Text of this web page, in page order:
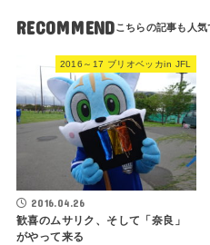
RECOMMEND
2016～17 ブリオベッカin JFL
2016.04.26
歓喜のムサリク、そして「奈良」
がやって来る